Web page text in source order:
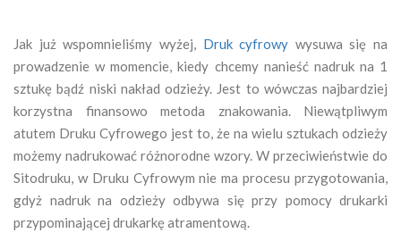
Jak już wspomnieliśmy wyżej, Druk cyfrowy wysuwa się na
prowadzenie w momencie, kiedy chcemy nanieść nadruk na 1
sztukę bądź niski nakład odzieży. Jest to wówczas najbardziej
korzystna finansowo metoda znakowania. Niewątpliwym
atutem Druku Cyfrowego jest to, że na wielu sztukach odzieży
możemy nadrukować różnorodne wzory. W przeciwieństwie do
Sitodruku, w Druku Cyfrowym nie ma procesu przygotowania,
gdyż nadruk na odzieży odbywa się przy pomocy drukarki
przypominającej drukarkę atramentową.